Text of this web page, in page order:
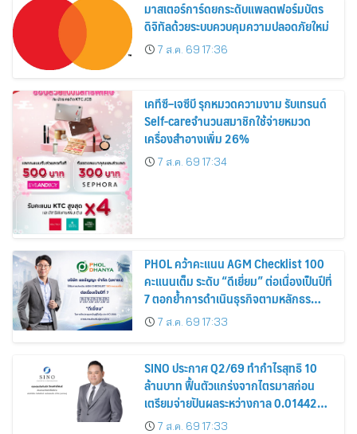
มาสเตอร์การ์ดยกระดับแพลตฟอร์มบัตร
ดิจิทัลด้วยระบบควบคุมความปลอดภัยใหม่
7 ส.ค. 69 17:36
เคทีซี–เจซีบี รุกหมวดความงาม รับเทรนด์
Self-careจำนวนสมาชิกใช้จ่ายหมวด
เครื่องสำอางเพิ่ม 26%
7 ส.ค. 69 17:34
PHOL คว้าคะแนน AGM Checklist 100
คะแนนเต็ม ระดับ “ดีเยี่ยม” ต่อเนื่องเป็นปีที่
7 ตอกย้ำการดำเนินธุรกิจตามหลักธร
รมาภิบาล โปร่งใส สร้างความเชื่อมั่นผู้ถือ
หุ้น
7 ส.ค. 69 17:33
SINO ประกาศ Q2/69 ทำกำไรสุทธิ 10
ล้านบาท ฟื้นตัวแกร่งจากไตรมาสก่อน
เตรียมจ่ายปันผลระหว่างกาล 0.014423
บาทต่อหุ้น ครึ่งปีหลังมุ่งเติบโตต่อเนื่อง
7 ส.ค. 69 17:33